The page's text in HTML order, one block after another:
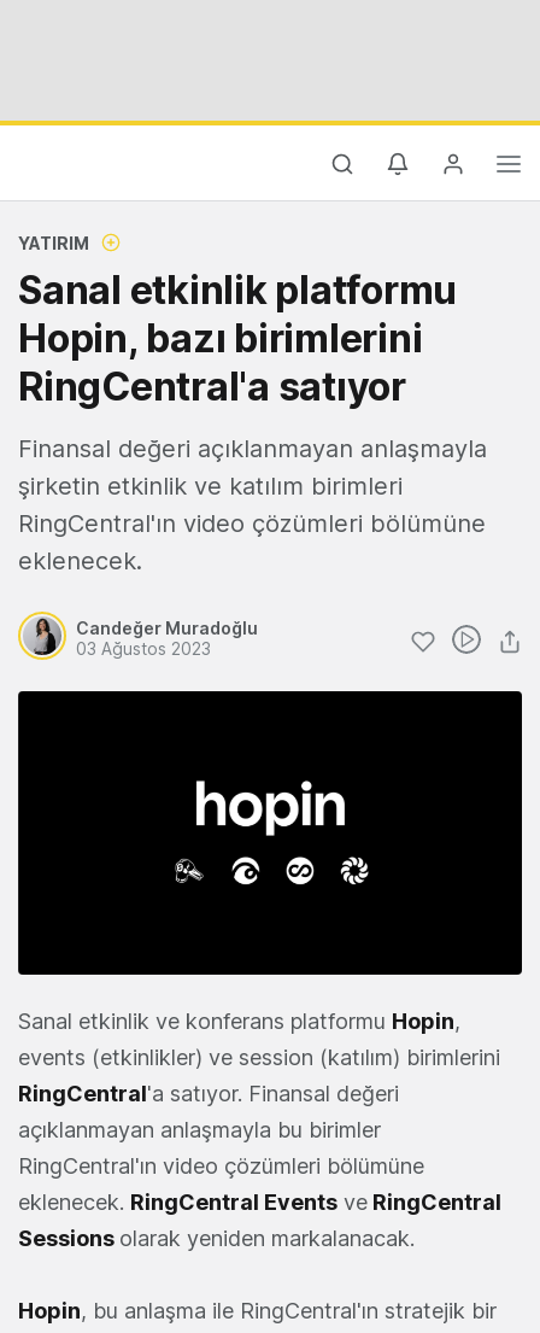
YATIRIM
Sanal etkinlik platformu
Hopin, bazı birimlerini
RingCentral'a satıyor
Finansal değeri açıklanmayan anlaşmayla
şirketin etkinlik ve katılım birimleri
RingCentral'ın video çözümleri bölümüne
eklenecek.
Candeğer Muradoğlu
03 Ağustos 2023
Sanal etkinlik ve konferans platformu Hopin,
events (etkinlikler) ve session (katılım) birimlerini
RingCentral'a satıyor. Finansal değeri
açıklanmayan anlaşmayla bu birimler
RingCentral'ın video çözümleri bölümüne
eklenecek. RingCentral Events ve RingCentral
Sessions olarak yeniden markalanacak.
Hopin, bu anlaşma ile RingCentral'ın stratejik bir